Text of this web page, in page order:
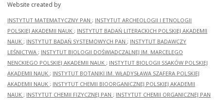
Website created by
INSTYTUT MATEMATYCZNY PAN ; INSTYTUT ARCHEOLOGII I ETNOLOGII
POLSKIEJ AKADEMII NAUK ; INSTYTUT BADAŃ LITERACKICH POLSKIEJ AKADEMII
NAUK ; INSTYTUT BADAŃ SYSTEMOWYCH PAN ; INSTYTUT BADAWCZY
LEŚNICTWA ; INSTYTUT BIOLOGII DOŚWIADCZALNEJ IM. MARCELEGO
NENCKIEGO POLSKIEJ AKADEMII NAUK ; INSTYTUT BIOLOGII SSAKÓW POLSKIEJ
AKADEMII NAUK ; INSTYTUT BOTANIKI IM. WŁADYSŁAWA SZAFERA POLSKIEJ
AKADEMII NAUK ; INSTYTUT CHEMII BIOORGANICZNEJ POLSKIEJ AKADEMII
NAUK ; INSTYTUT CHEMII FIZYCZNEJ PAN ; INSTYTUT CHEMII ORGANICZNEJ PAN